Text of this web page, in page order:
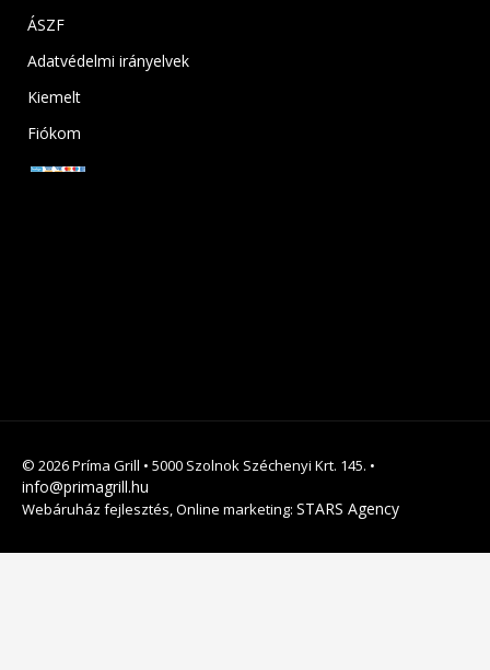
ÁSZF
Adatvédelmi irányelvek
Kiemelt
Fiókom
© 2026 Príma Grill • 5000 Szolnok Széchenyi Krt. 145. •
info@primagrill.hu
Webáruház fejlesztés, Online marketing: STARS Agency